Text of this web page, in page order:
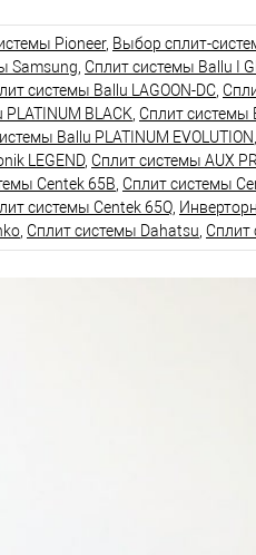
Pioneer, Выбор сплит-
Samsung, Сплит системы Ballu I
системы Ballu LAGOON-DC,
BLACK, Сплит системы
Ballu PLATINUM EVOLUTION,
LEGEND, Сплит системы AUX
Centek 65B, Сплит системы
системы Centek 65Q,
, Сплит системы Dahatsu, Сплит